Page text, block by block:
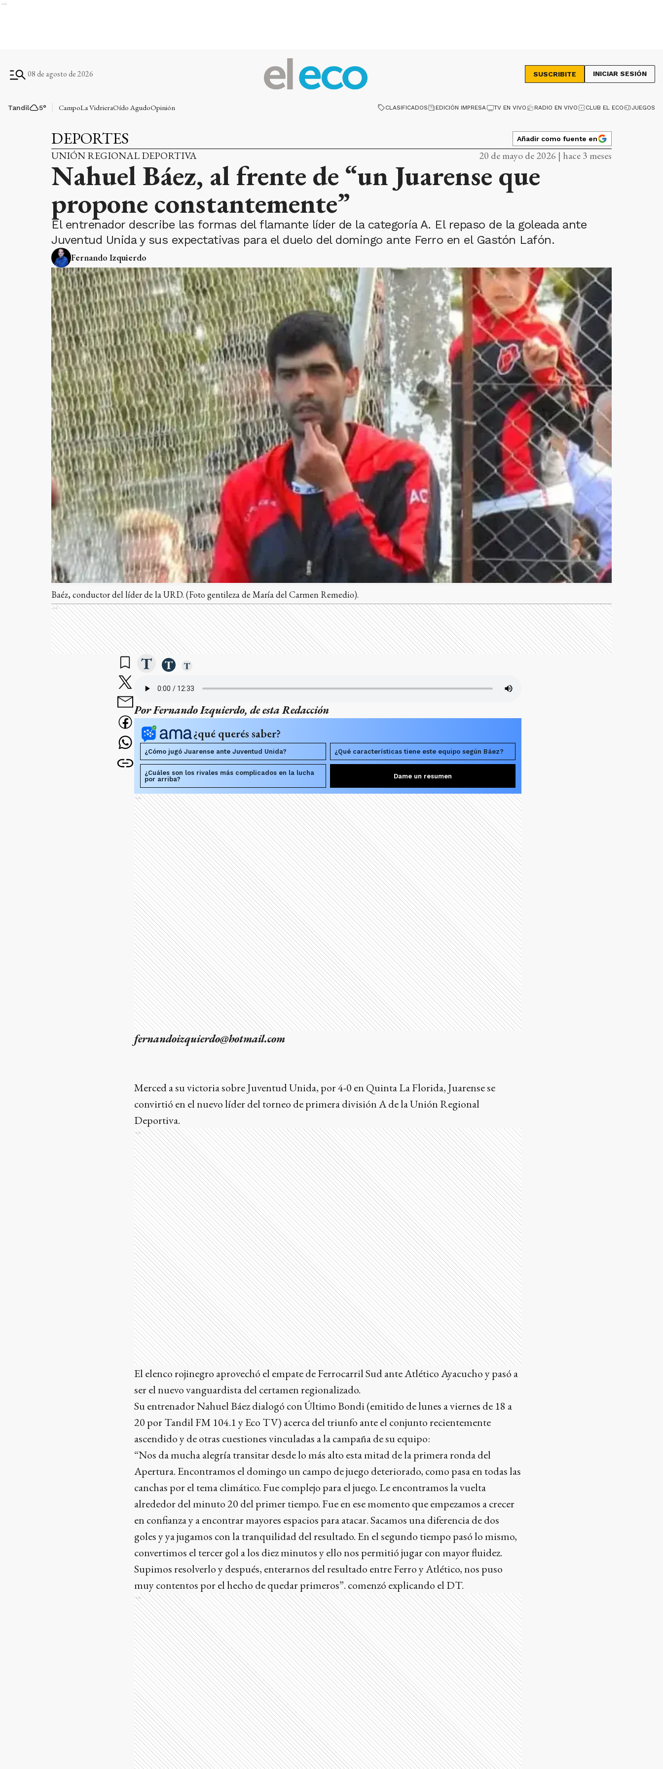
Ads
08 de agosto de 2026 SUSCRIBITE INICIAR SESIÓN
Tandil 5° CampoLa VidrieraOído AgudoOpinión CLASIFICADOS EDICIÓN IMPRESA TV EN VIVO RADIO EN VIVO CLUB EL ECO JUEGOS
DEPORTES Añadir como fuente en
UNIÓN REGIONAL DEPORTIVA 20 de mayo de 2026 | hace 3 meses
Nahuel Báez, al frente de “un Juarense que
propone constantemente”
El entrenador describe las formas del flamante líder de la categoría A. El repaso de la goleada ante
Juventud Unida y sus expectativas para el duelo del domingo ante Ferro en el Gastón Lafón.
Fernando Izquierdo
Baéz, conductor del líder de la URD. (Foto gentileza de María del Carmen Remedio).
Ads
Por Fernando Izquierdo, de esta Redacción
¿qué querés saber?
¿Cómo jugó Juarense ante Juventud Unida? ¿Qué características tiene este equipo según Báez?
¿Cuáles son los rivales más complicados en la lucha
por arriba?
Dame un resumen
Ads
fernandoizquierdo@hotmail.com
Merced a su victoria sobre Juventud Unida, por 4-0 en Quinta La Florida, Juarense se
convirtió en el nuevo líder del torneo de primera división A de la Unión Regional
Deportiva.
Ads
El elenco rojinegro aprovechó el empate de Ferrocarril Sud ante Atlético Ayacucho y pasó a
ser el nuevo vanguardista del certamen regionalizado.
Su entrenador Nahuel Báez dialogó con Último Bondi (emitido de lunes a viernes de 18 a
20 por Tandil FM 104.1 y Eco TV) acerca del triunfo ante el conjunto recientemente
ascendido y de otras cuestiones vinculadas a la campaña de su equipo:
“Nos da mucha alegría transitar desde lo más alto esta mitad de la primera ronda del
Apertura. Encontramos el domingo un campo de juego deteriorado, como pasa en todas las
canchas por el tema climático. Fue complejo para el juego. Le encontramos la vuelta
alrededor del minuto 20 del primer tiempo. Fue en ese momento que empezamos a crecer
en confianza y a encontrar mayores espacios para atacar. Sacamos una diferencia de dos
goles y ya jugamos con la tranquilidad del resultado. En el segundo tiempo pasó lo mismo,
convertimos el tercer gol a los diez minutos y ello nos permitió jugar con mayor fluidez.
Supimos resolverlo y después, enterarnos del resultado entre Ferro y Atlético, nos puso
muy contentos por el hecho de quedar primeros”. comenzó explicando el DT.
Ads